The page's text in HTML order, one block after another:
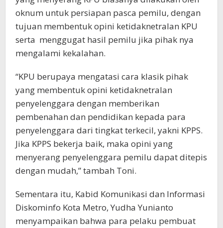
oknum untuk persiapan pasca pemilu, dengan
tujuan membentuk opini ketidaknetralan KPU
serta menggugat hasil pemilu jika pihak nya
mengalami kekalahan.
“KPU berupaya mengatasi cara klasik pihak
yang membentuk opini ketidaknetralan
penyelenggara dengan memberikan
pembenahan dan pendidikan kepada para
penyelenggara dari tingkat terkecil, yakni KPPS.
Jika KPPS bekerja baik, maka opini yang
menyerang penyelenggara pemilu dapat ditepis
dengan mudah,” tambah Toni.
Sementara itu, Kabid Komunikasi dan Informasi
Diskominfo Kota Metro, Yudha Yunianto
menyampaikan bahwa para pelaku pembuat